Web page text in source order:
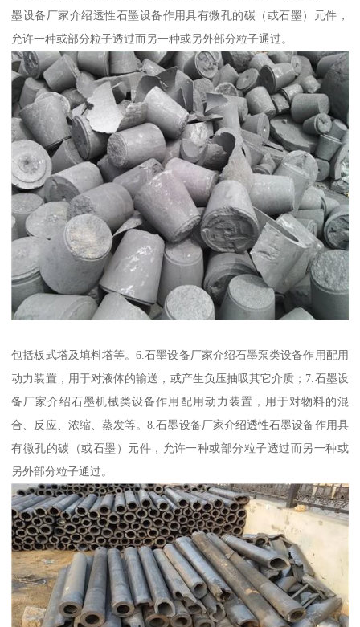
墨设备厂家介绍透性石墨设备作用具有微孔的碳（或石墨）元件，
允许一种或部分粒子透过而另一种或另外部分粒子通过。
包括板式塔及填料塔等。6.石墨设备厂家介绍石墨泵类设备作用配用
动力装置，用于对液体的输送，或产生负压抽吸其它介质；7.石墨设
备厂家介绍石墨机械类设备作用配用动力装置，用于对物料的混
合、反应、浓缩、蒸发等。8.石墨设备厂家介绍透性石墨设备作用具
有微孔的碳（或石墨）元件，允许一种或部分粒子透过而另一种或
另外部分粒子通过。